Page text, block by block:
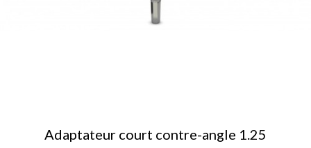
AJOUTER AU PANIER
Adaptateur court contre-angle 1.25